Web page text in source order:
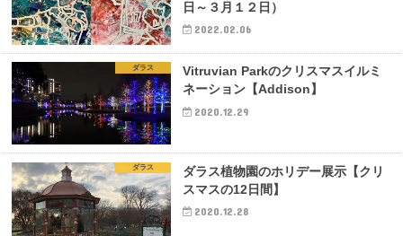
日～３月１２日）
2022.02.06
ダラス
Vitruvian Parkのクリスマスイルミ
ネーション【Addison】
2020.12.29
ダラス
ダラス植物園のホリデー展示【クリ
スマスの12日間】
2020.12.28